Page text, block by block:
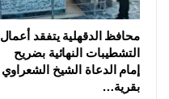
محافظ الدقهلية يتفقد أعمال
التشطيبات النهائية بضريح
إمام الدعاة الشيخ الشعراوي
بقرية…